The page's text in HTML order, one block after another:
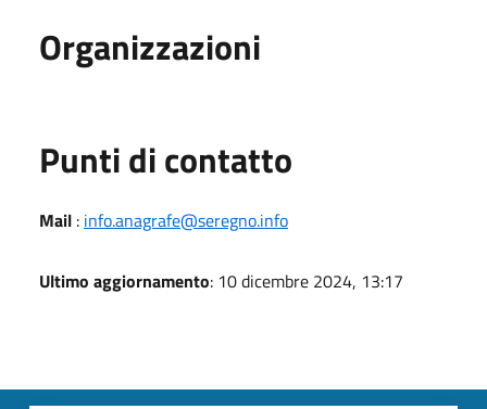
Organizzazioni
Punti di contatto
Mail : info.anagrafe@seregno.info
Ultimo aggiornamento: 10 dicembre 2024, 13:17